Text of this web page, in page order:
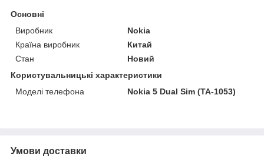
Основні
Виробник
Nokia
Країна виробник
Китай
Стан
Новий
Користувальницькі характеристики
Моделі телефона
Nokia 5 Dual Sim (TA-1053)
Умови доставки